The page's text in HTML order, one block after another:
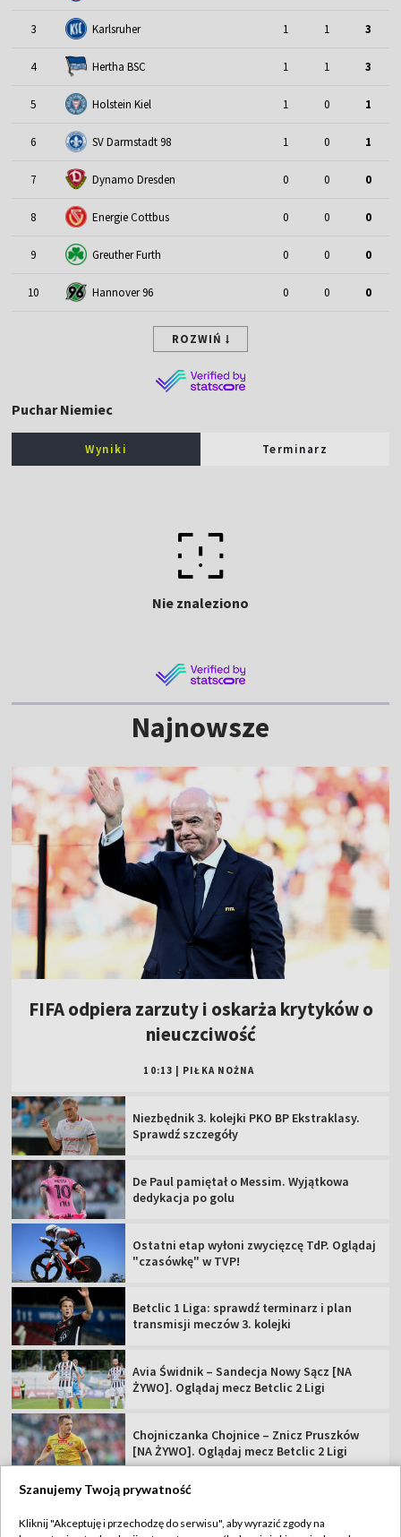
3 Karlsruher 1 1 3
4 Hertha BSC 1 1 3
5 Holstein Kiel 1 0 1
6 SV Darmstadt 98 1 0 1
7 Dynamo Dresden 0 0 0
8 Energie Cottbus 0 0 0
9 Greuther Furth 0 0 0
10 Hannover 96 0 0 0
ROZWIŃ
Puchar Niemiec
Wyniki Terminarz
Nie znaleziono
Najnowsze
FIFA odpiera zarzuty i oskarża krytyków o
nieuczciwość
10:13 PIŁKA NOŻNA
Niezbędnik 3. kolejki PKO BP Ekstraklasy.
Sprawdź szczegóły
De Paul pamiętał o Messim. Wyjątkowa
dedykacja po golu
Ostatni etap wyłoni zwycięzcę TdP. Oglądaj
"czasówkę" w TVP!
Betclic 1 Liga: sprawdź terminarz i plan
transmisji meczów 3. kolejki
Avia Świdnik – Sandecja Nowy Sącz [NA
ŻYWO]. Oglądaj mecz Betclic 2 Ligi
Chojniczanka Chojnice – Znicz Pruszków
[NA ŻYWO]. Oglądaj mecz Betclic 2 Ligi
Szanujemy Twoją prywatność
Kliknij "Akceptuję i przechodzę do serwisu", aby wyrazić zgody na